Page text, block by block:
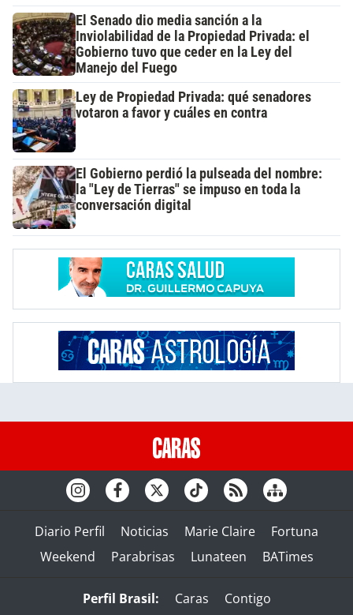
El Senado dio media sanción a la
Inviolabilidad de la Propiedad Privada: el
Gobierno tuvo que ceder en la Ley del
Manejo del Fuego
Ley de Propiedad Privada: qué senadores
votaron a favor y cuáles en contra
El Gobierno perdió la pulseada del nombre:
la "Ley de Tierras" se impuso en toda la
conversación digital
Diario Perfil Noticias Marie Claire
Fortuna
Weekend
Parabrisas Lunateen BATimes
Perfil Brasil: Caras
Contigo